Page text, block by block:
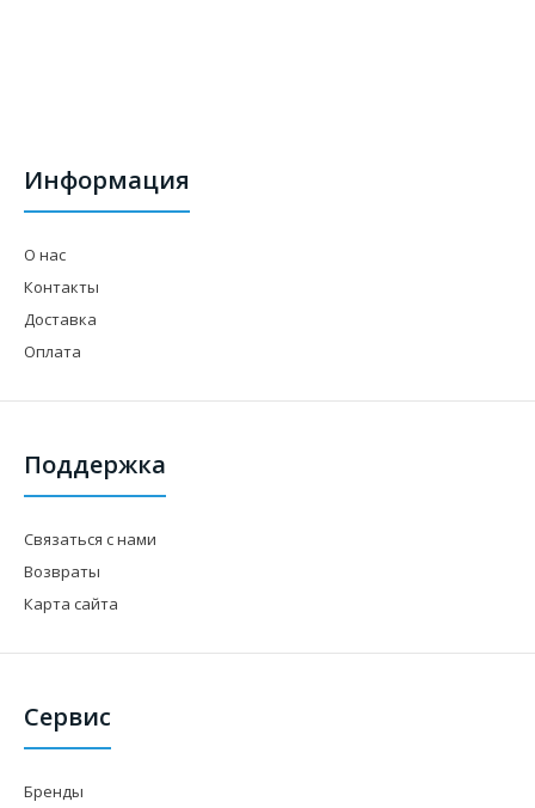
Информация
О нас
Контакты
Доставка
Оплата
Поддержка
Связаться с нами
Возвраты
Карта сайта
Сервис
Бренды